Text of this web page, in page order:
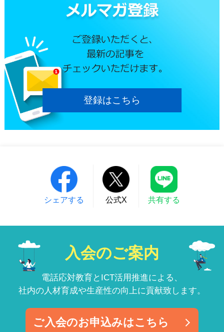
登録はこちら
シェアする 公式X 共有する
入会のご案内
電話応対教育とICT活用推進による、
社内の人材育成や生産性の向上に貢献致します。
ご入会のお申込みはこちら